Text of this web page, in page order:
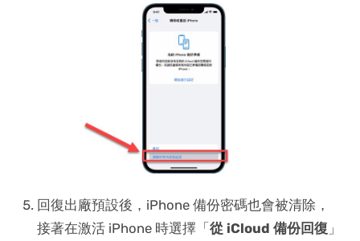
回復出廠預設後，iPhone 備份密碼也會被清除，
接著在激活 iPhone 時選擇「從 iCloud 備份回復 」